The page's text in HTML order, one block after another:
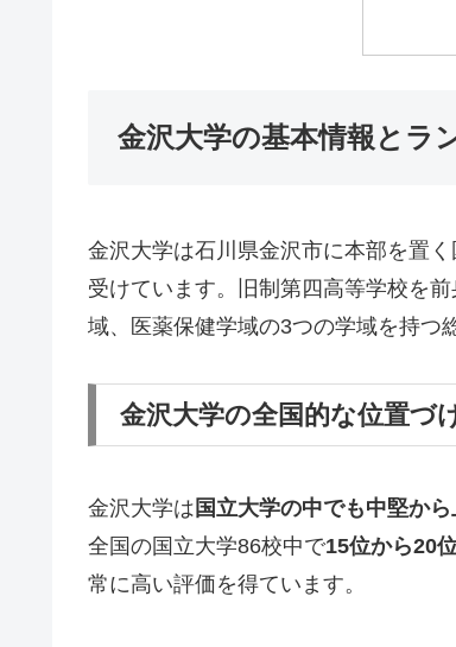
金沢大学の基本情報とラ
金沢大学は石川県金沢市に本部を置
受けています。旧制第四高等学校を
域、医薬保健学域の3つの学域を持つ
金沢大学の全国的な位置づ
金沢大学は 国立大学の中でも中堅か
全国の国立大学86校中で15位から20
常に高い評価を得ています。